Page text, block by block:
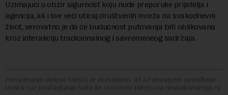
Uzimajući u obzir sigurnost koju nude preporuke prijatelja i
agencija, ali i sve veći uticaj društvenih mreža na svakodnevni
život, verovatno je da će budućnost putovanja biti oblikovana
kroz interakciju tradicionalnog i savremeneog sadržaja.
Preuzimanje delova teksta je dozvoljeno, ali uz obavezno navođenje
izvora i uz postavljanje linka ka izvornom tekstu na novaekonomija.rs